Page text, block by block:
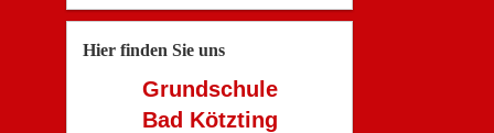
Hier finden Sie uns
Grundschule
Bad Kötzting